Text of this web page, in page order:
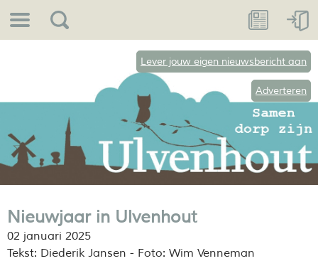
Lever jouw eigen nieuwsbericht aan
Adverteren
Nieuwjaar in Ulvenhout
02 januari 2025
Tekst: Diederik Jansen - Foto: Wim Venneman